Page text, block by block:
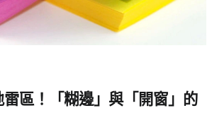
區！「糊邊」與「開窗」的